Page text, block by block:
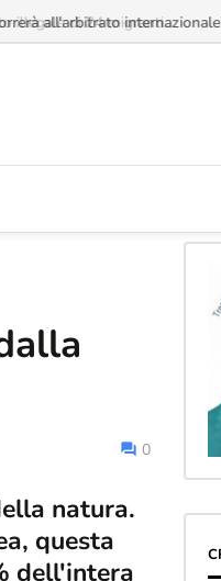
all'arbitrato
0
natura.
questa
dell'intera